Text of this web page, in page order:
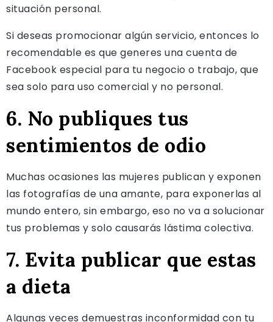
situación personal.
Si deseas promocionar algún servicio, entonces lo
recomendable es que generes una cuenta de
Facebook especial para tu negocio o trabajo, que
sea solo para uso comercial y no personal.
6. No publiques tus
sentimientos de odio
Muchas ocasiones las mujeres publican y exponen
las fotografías de una amante, para exponerlas al
mundo entero, sin embargo, eso no va a solucionar
tus problemas y solo causarás lástima colectiva.
7. Evita publicar que estas
a dieta
Algunas veces demuestras inconformidad con tu